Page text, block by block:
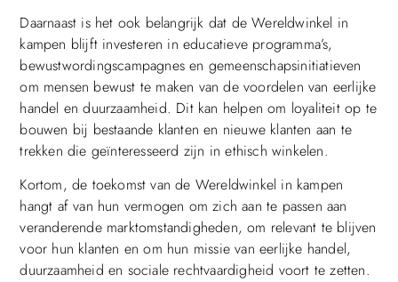
Daarnaast is het ook belangrijk dat de Wereldwinkel in
kampen blijft investeren in educatieve programma’s,
bewustwordingscampagnes en gemeenschapsinitiatieven
om mensen bewust te maken van de voordelen van eerlijke
handel en duurzaamheid. Dit kan helpen om loyaliteit op te
bouwen bij bestaande klanten en nieuwe klanten aan te
trekken die geïnteresseerd zijn in ethisch winkelen.
Kortom, de toekomst van de Wereldwinkel in kampen
hangt af van hun vermogen om zich aan te passen aan
veranderende marktomstandigheden, om relevant te blijven
voor hun klanten en om hun missie van eerlijke handel,
duurzaamheid en sociale rechtvaardigheid voort te zetten.